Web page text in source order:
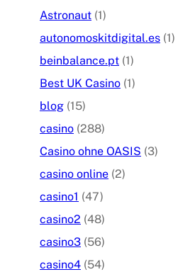
Astronaut (1)
autonomoskitdigital.es (1)
beinbalance.pt (1)
Best UK Casino (1)
blog (15)
casino (288)
Casino ohne OASIS (3)
casino online (2)
casino1 (47)
casino2 (48)
casino3 (56)
casino4 (54)